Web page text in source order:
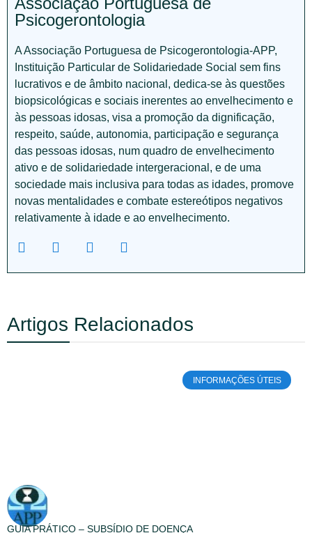
Psicogerontologia
A Associação Portuguesa de Psicogerontologia-APP,
Instituição Particular de Solidariedade Social sem fins
lucrativos e de âmbito nacional, dedica-se às questões
biopsicológicas e sociais inerentes ao envelhecimento e
às pessoas idosas, visa a promoção da dignificação,
respeito, saúde, autonomia, participação e segurança
das pessoas idosas, num quadro de envelhecimento
ativo e de solidariedade intergeracional, e de uma
sociedade mais inclusiva para todas as idades, promove
novas mentalidades e combate estereótipos negativos
relativamente à idade e ao envelhecimento.
Artigos Relacionados
INFORMAÇÕES ÚTEIS
GUIA PRÁTICO – SUBSÍDIO DE DOENÇA